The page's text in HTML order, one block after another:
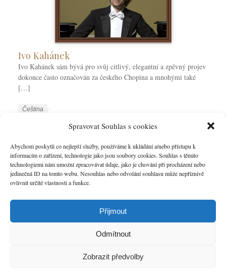
Spravovat Souhlas s cookies
Abychom poskytli co nejlepší služby, používáme k ukládání a/nebo přístupu k
informacím o zařízení, technologie jako jsou soubory cookies. Souhlas s těmito
technologiemi nám umožní zpracovávat údaje, jako je chování při procházení nebo
jedinečná ID na tomto webu. Nesouhlas nebo odvolání souhlasu může nepříznivě
ovlivnit určité vlastnosti a funkce.
Přijmout
Odmítnout
Zobrazit předvolby
Ivo Kahánek
Ivo Kahánek sám bývá pro svůj citlivý, elegantní a zpěvný projev
dokonce často označován za českého Chopina a mnohými také
[…]
W
C
a
t
e
g
r
k
y
Čeština
r
k
T
a
s
Klavírní virtuoz
VÍCE
O nás Umělecká spolupráce